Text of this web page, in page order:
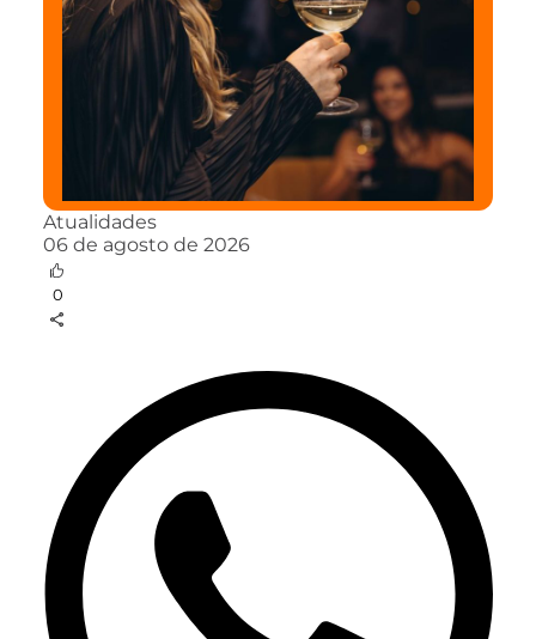
Atualidades
06 de agosto de 2026
0